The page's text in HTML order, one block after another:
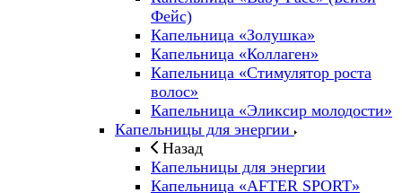
Фейс)
Капельница «Золушка»
Капельница «Коллаген»
Капельница «Стимулятор роста
волос»
Капельница «Эликсир молодости»
Капельницы для энергии
Назад
Капельницы для энергии
Капельница «AFTER SPORT»